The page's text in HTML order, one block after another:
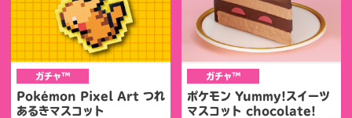
ガチャ™
Pokémon Pixel Art つれ
あるきマスコット
ガチャ™
ポケモン Yummy!スイーツ
マスコット chocolate!